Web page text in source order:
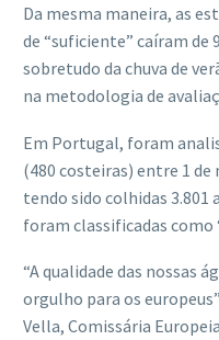
Da mesma maneira, as
de “suficiente” caíram de
sobretudo da chuva de
na metodologia de
Em Portugal, foram
(480 costeiras) entre 1 de
tendo sido colhidas 3.801
foram classificadas como
“A qualidade das nossas
orgulho para os
Vella, Comissária